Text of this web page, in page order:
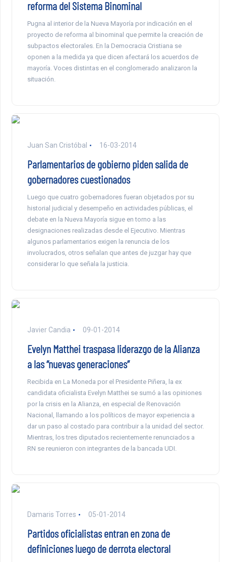
reforma del Sistema Binominal
Pugna al interior de la Nueva Mayoría por indicación en el
proyecto de reforma al binominal que permite la creación de
subpactos electorales. En la Democracia Cristiana se
oponen a la medida ya que dicen afectará los acuerdos de
mayoría. Voces distintas en el conglomerado analizaron la
situación.
Juan San Cristóbal 16-03-2014
Parlamentarios de gobierno piden salida de
gobernadores cuestionados
Luego que cuatro gobernadores fueran objetados por su
historial judicial y desempeño en actividades públicas, el
debate en la Nueva Mayoría sigue en torno a las
designaciones realizadas desde el Ejecutivo. Mientras
algunos parlamentarios exigen la renuncia de los
involucrados, otros señalan que antes de juzgar hay que
considerar lo que señala la justicia.
Javier Candia 09-01-2014
Evelyn Matthei traspasa liderazgo de la Alianza
a las “nuevas generaciones”
Recibida en La Moneda por el Presidente Piñera, la ex
candidata oficialista Evelyn Matthei se sumó a las opiniones
por la crisis en la Alianza, en especial de Renovación
Nacional, llamando a los políticos de mayor experiencia a
dar un paso al costado para contribuir a la unidad del sector.
Mientras, los tres diputados recientemente renunciados a
RN se reunieron con integrantes de la bancada UDI.
Damaris Torres 05-01-2014
Partidos oficialistas entran en zona de
definiciones luego de derrota electoral